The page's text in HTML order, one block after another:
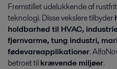
Fremstillet udelukkende af
teknologi. Disse vekslere tilbyder
holdbarhed til HVAC,
fjernvarme, tung industri,
fødevareapplikationer.
betroet tilkrævende miljøer.